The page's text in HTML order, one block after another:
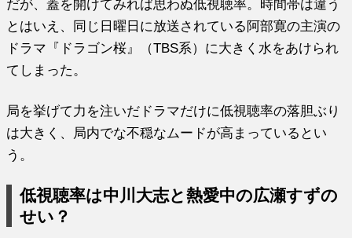
だが、蓋を開けてみれば思わぬ低視聴率。時間帯は違う
とはいえ、同じ日曜日に放送されている阿部寛の主演の
ドラマ『ドラゴン桜』（TBS系）に大きく水をあけられ
てしまった。
局を挙げて力を注いだドラマだけに低視聴率の落胆ぶり
は大きく、局内でな不穏なムードが高まっているとい
う。
低視聴率は中川大志と熱愛中の広瀬すずの
せい？